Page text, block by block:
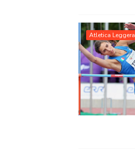
Atletica Leggera